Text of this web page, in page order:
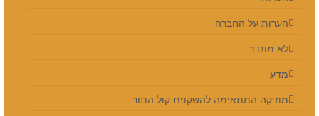
הערות על החברה
לא מוגדר
מדע
מוזיקה המתאימה להשקפת קול התור